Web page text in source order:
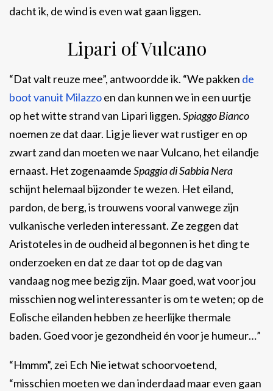
dacht ik, de wind is even wat gaan liggen.
Lipari of Vulcano
“Dat valt reuze mee”, antwoordde ik. “We pakken de
boot vanuit Milazzoen dan kunnen we in een uurtje
op het witte strand van Lipari liggen.Spiaggo Bianco
noemen ze dat daar. Lig je liever wat rustiger en op
zwart zand dan moeten we naar Vulcano, het eilandje
ernaast. Het zogenaamdeSpaggia di Sabbia Nera
schijnt helemaal bijzonder te wezen. Het eiland,
pardon, de berg, is trouwens vooral vanwege zijn
vulkanische verleden interessant. Ze zeggen dat
Aristoteles in de oudheid al begonnen is het ding te
onderzoeken en dat ze daar tot op de dag van
vandaag nog mee bezig zijn. Maar goed, wat voor jou
misschien nog wel interessanter is om te weten; op de
Eolische eilanden hebben ze heerlijke thermale
baden. Goed voor je gezondheid én voor je humeur…”
“Hmmm”, zei Ech Nie ietwat schoorvoetend,
“misschien moeten we dan inderdaad maar even gaan